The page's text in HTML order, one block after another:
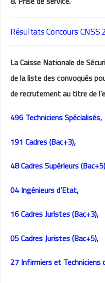
RésultatsConcours
La Caisse Nationale de
de la liste des convoqués
de recrutement au titre de
496Techniciens Spécialisés,
191 Cadres (Bac+3),
48Cadres Supérieurs
04Ingénieurs d’Etat,
16Cadres Juristes (Bac+3),
05Cadres Juristes (Bac+5),
27Infirmiers et Techniciens